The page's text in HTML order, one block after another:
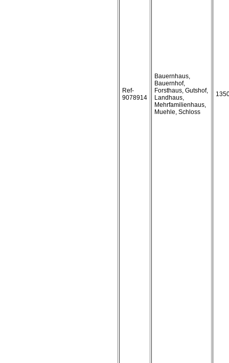
Ref-
9078914
Bauernhaus,
Bauernhof,
Forsthaus, Gutshof,
Landhaus,
Mehrfamilienhaus,
Muehle, Schloss